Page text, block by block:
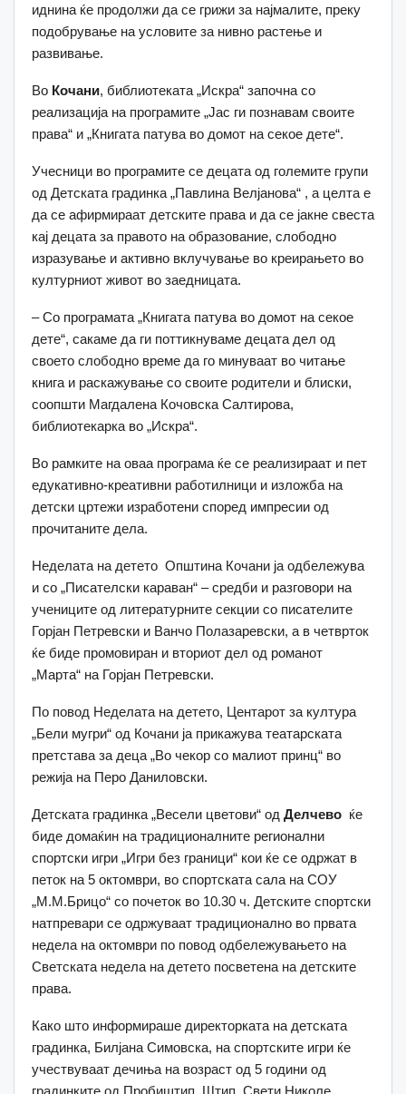
иднина ќе продолжи да се грижи за најмалите, преку
подобрување на условите за нивно растење и
развивање.
Во Кочани, библиотеката „Искра“ започна со
реализација на програмите „Јас ги познавам своите
права“ и „Книгата патува во домот на секое дете“.
Учесници во програмите се децата од големите групи
од Детската градинка „Павлина Велјанова“ , а целта е
да се афирмираат детските права и да се јакне свеста
кај децата за правото на образование, слободно
изразување и активно вклучување во креирањето во
културниот живот во заедницата.
– Со програмата „Книгата патува во домот на секое
дете“, сакаме да ги поттикнуваме децата дел од
своето слободно време да го минуваат во читање
книга и раскажување со своите родители и блиски,
соопшти Магдалена Кочовска Салтирова,
библиотекарка во „Искра“.
Во рамките на оваа програма ќе се реализираат и пет
едукативно-креативни работилници и изложба на
детски цртежи изработени според импресии од
прочитаните дела.
Неделата на детето Општина Кочани ја одбележува
и со „Писателски караван“ – средби и разговори на
учениците од литературните секции со писателите
Горјан Петревски и Ванчо Полазаревски, а в четврток
ќе биде промовиран и вториот дел од романот
„Марта“ на Горјан Петревски.
По повод Неделата на детето, Центарот за култура
„Бели мугри“ од Кочани ја прикажува театарската
претстава за деца „Во чекор со малиот принц“ во
режија на Перо Даниловски.
Детската градинка „Весели цветови“ од Делчево ќе
биде домаќин на традиционалните регионални
спортски игри „Игри без граници“ кои ќе се одржат в
петок на 5 октомври, во спортската сала на СОУ
„М.М.Брицо“ со почеток во 10.30 ч. Детските спортски
натпревари се одржуваат традиционално во првата
недела на октомври по повод одбележувањето на
Светската недела на детето посветена на детските
права.
Како што информираше директорката на детската
градинка, Билјана Симовска, на спортските игри ќе
учествуваат дечиња на возраст од 5 години од
градинките од Пробиштип, Штип, Свети Николе,